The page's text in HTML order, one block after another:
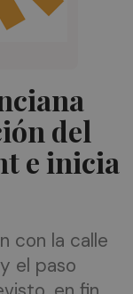
del
e inicia
con la calle
el paso